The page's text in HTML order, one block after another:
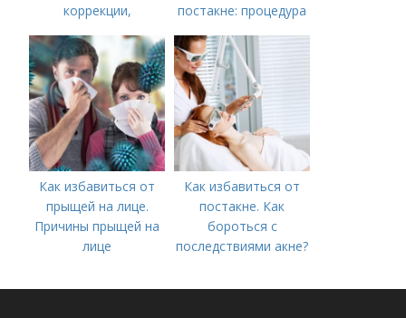
коррекции,
акне и удаления
рубцов и шрамов
постакне
постакне: процедура
Как избавиться от
прыщей на лице.
Причины прыщей на
лице
Как избавиться от
постакне. Как
бороться с
последствиями акне?